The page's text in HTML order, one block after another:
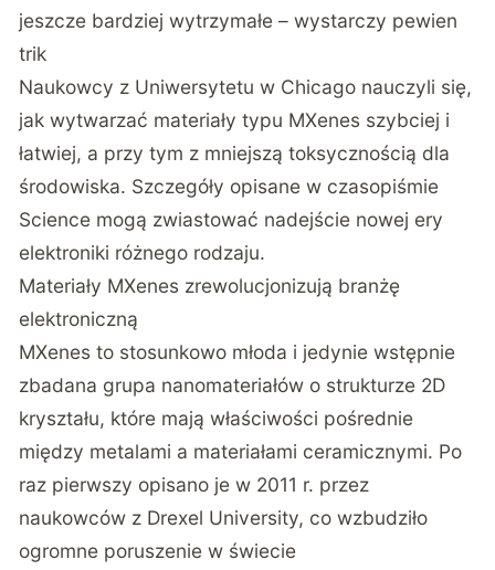
jeszcze bardziej wytrzymałe – wystarczy pewien
trik
Naukowcy z Uniwersytetu w Chicago nauczyli się,
jak wytwarzać materiały typu MXenes szybciej i
łatwiej, a przy tym z mniejszą toksycznością dla
środowiska. Szczegóły opisane w czasopiśmie
Science mogą zwiastować nadejście nowej ery
elektroniki różnego rodzaju.
Materiały MXenes zrewolucjonizują branżę
elektroniczną
MXenes to stosunkowo młoda i jedynie wstępnie
zbadana grupa nanomateriałów o strukturze 2D
kryształu, które mają właściwości pośrednie
między metalami a materiałami ceramicznymi. Po
raz pierwszy opisano je w 2011 r. przez
naukowców z Drexel University, co wzbudziło
ogromne poruszenie w świecie